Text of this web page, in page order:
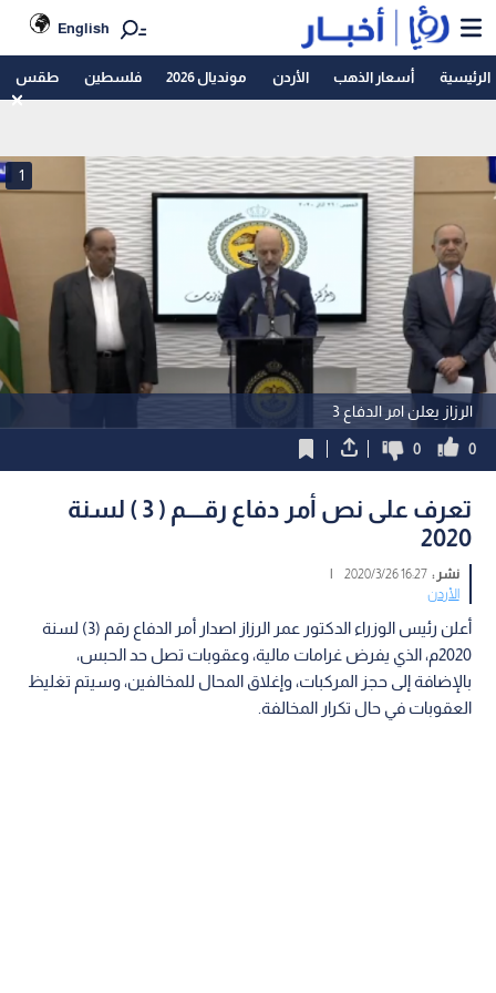
English
الرئيسية أسعار الذهب الأردن مونديال 2026 فلسطين طقس
الرزاز يعلن امر الدفاع 3
1
0
0
تعرف على نص أمر دفاع رقــــم ( 3 ) لسنة
2020
نشر :16:27 2020/3/26
|
الأردن
أعلن رئيس الوزراء الدكتور عمر الرزاز اصدار أمر الدفاع رقم (3) لسنة
2020م، الذي يفرض غرامات مالية، وعقوبات تصل حد الحبس،
بالإضافة إلى حجز المركبات، وإغلاق المحال للمخالفين، وسيتم تغليظ
العقوبات في حال تكرار المخالفة.